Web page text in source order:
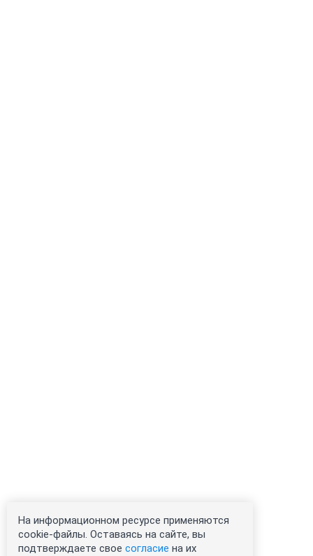
На информационном ресурсе применяются
cookie-файлы. Оставаясь на сайте, вы
подтверждаете свое согласие на их